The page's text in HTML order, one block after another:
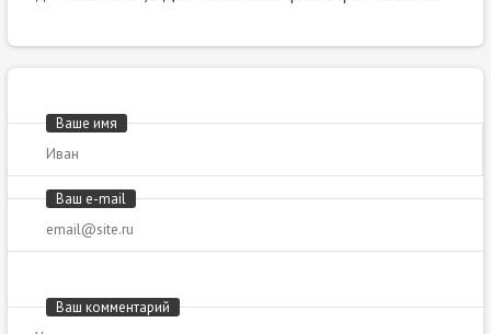
Ваше имя
Ваш e-mail
Ваш комментарий